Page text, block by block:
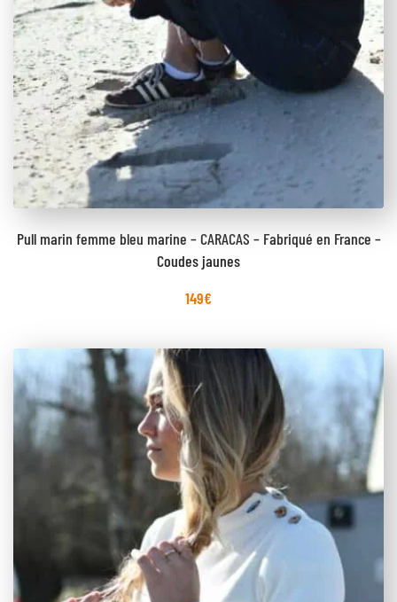
Pull marin femme bleu marine – CARACAS – Fabriqué en France –
Coudes jaunes
149€